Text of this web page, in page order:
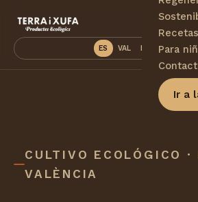
Recetas
Para
Ir a
ES VAL EN DE PT
CULTIVO ECOLÓGICO ·
VALÈNCIA